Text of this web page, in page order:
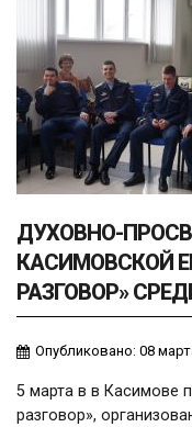
ДУХОВНО-
КАСИМОВСКОЙ
РАЗГОВОР»
Опубликовано: 08
5 марта в в Касимове
разговор»,